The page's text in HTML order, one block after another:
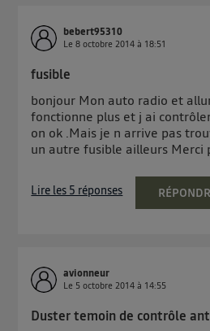
bebert95310
Le8 octobre 2014 à 18:51
fusible
bonjour Mon auto radio et
fonctionne plus et j ai
on ok .Mais je n arrive pas
un autre fusible ailleurs Merci
Lire les 5 réponses
avionneur
Le 5 octobre 2014 à 14:55
Duster temoin de contrôle